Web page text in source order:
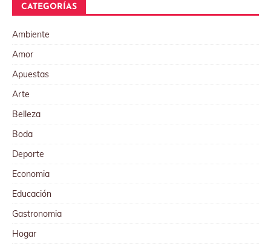
CATEGORÍAS
Ambiente
Amor
Apuestas
Arte
Belleza
Boda
Deporte
Economia
Educación
Gastronomia
Hogar